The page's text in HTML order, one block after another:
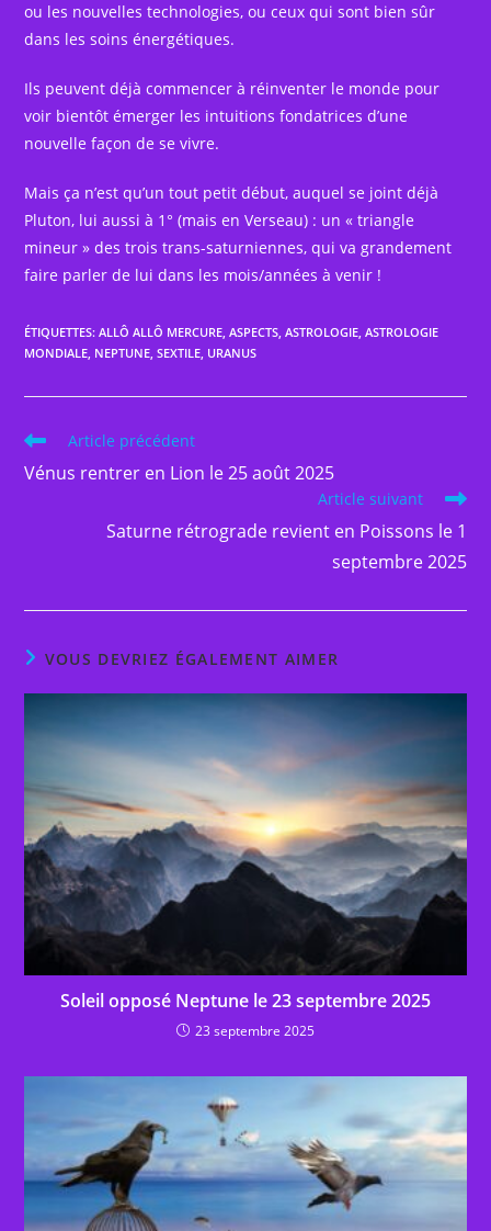
ou les nouvelles technologies, ou ceux qui sont bien sûr
dans les soins énergétiques.
Ils peuvent déjà commencer à réinventer le monde pour
voir bientôt émerger les intuitions fondatrices d’une
nouvelle façon de se vivre.
Mais ça n’est qu’un tout petit début, auquel se joint déjà
Pluton, lui aussi à 1° (mais en Verseau) : un « triangle
mineur » des trois trans-saturniennes, qui va grandement
faire parler de lui dans les mois/années à venir !
ÉTIQUETTES:ALLÔ ALLÔ MERCURE, ASPECTS, ASTROLOGIE, ASTROLOGIE
MONDIALE, NEPTUNE, SEXTILE, URANUS
Read
more
articles
Article précédent
Vénus rentrer en Lion le 25 août 2025
Article suivant
Saturne rétrograde revient en Poissons le 1
septembre 2025
VOUS DEVRIEZ ÉGALEMENT AIMER
Soleil opposé Neptune le 23 septembre 2025
23 septembre 2025